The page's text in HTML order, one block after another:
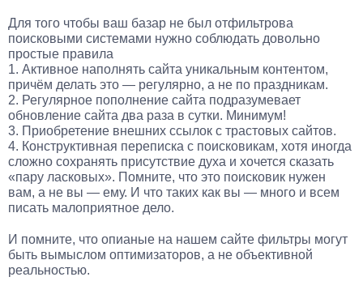
Для того чтобы ваш базар не был отфильтрова
поисковыми системами нужно соблюдать довольно
простые правила
1. Активное наполнять сайта уникальным контентом,
причём делать это — регулярно, а не по праздникам.
2. Регулярное пополнение сайта подразумевает
обновление сайта два раза в сутки. Минимум!
3. Приобретение внешних ссылок с трастовых сайтов.
4. Конструктивная переписка с поисковикам, хотя иногда
сложно сохранять присутствие духа и хочется сказать
«пару ласковых». Помните, что это поисковик нужен
вам, а не вы — ему. И что таких как вы — много и всем
писать малоприятное дело.
И помните, что опианые на нашем сайте фильтры могут
быть вымыслом оптимизаторов, а не объективной
реальностью.